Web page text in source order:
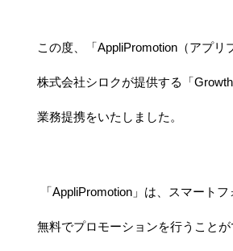
この度、 「AppliPromotion （アプリ
株式会社シロクが提供する 「
業務提携をいたしました。
「AppliPromotion 」 は、スマートフ
無料でプロモーションを行うこと